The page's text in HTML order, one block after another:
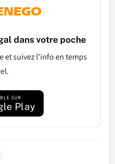
dans votre poche
et suivez l'info en temps
SUR
Play